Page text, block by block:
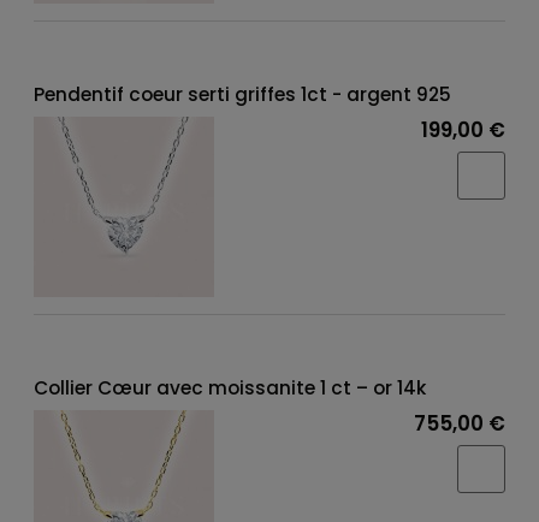
Pendentif coeur serti griffes 1ct - argent 925
199,00 €
Collier Cœur avec moissanite 1 ct – or 14k
755,00 €